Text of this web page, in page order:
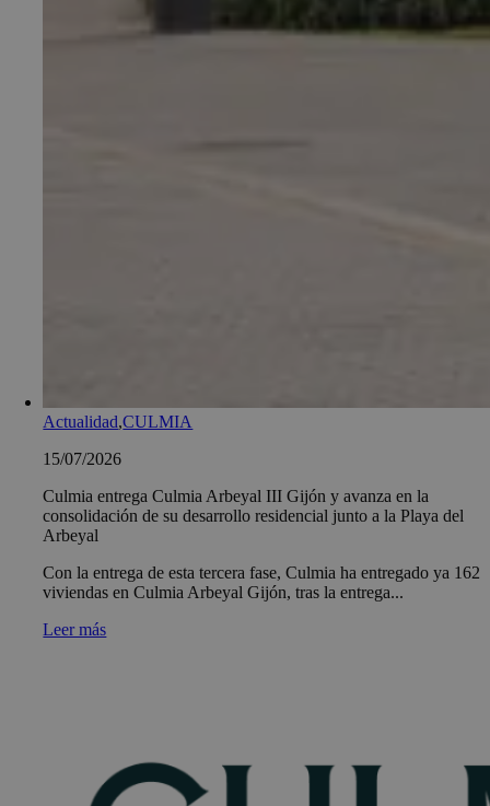
Actualidad,CULMIA
15/07/2026
Culmia entrega Culmia Arbeyal III Gijón y avanza en la
consolidación de su desarrollo residencial junto a la Playa del
Arbeyal
Con la entrega de esta tercera fase, Culmia ha entregado ya 162
viviendas en Culmia Arbeyal Gijón, tras la entrega...
Leer más